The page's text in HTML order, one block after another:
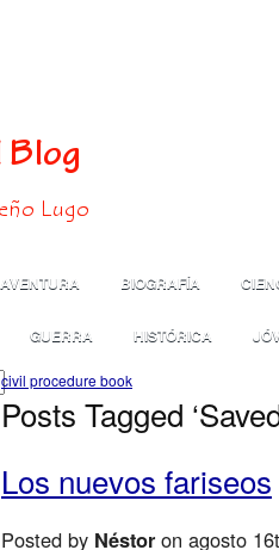
AVENTURA BIOGRAFÍA
GUERRA HISTÓRICA
civil procedure book
Posts Tagged
Los nuevos fariseos
Posted by Néstor on agosto